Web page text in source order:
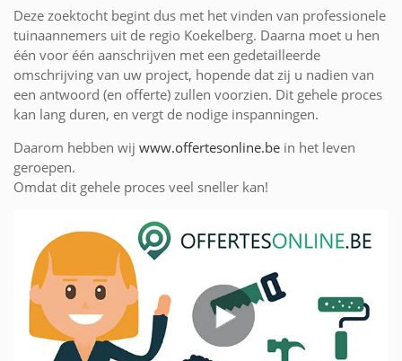
Deze zoektocht begint dus met het vinden van professionele
tuinaannemers uit de regio Koekelberg. Daarna moet u hen
één voor één aanschrijven met een gedetailleerde
omschrijving van uw project, hopende dat zij u nadien van
een antwoord (en offerte) zullen voorzien. Dit gehele proces
kan lang duren, en vergt de nodige inspanningen.
Daarom hebben wij www.offertesonline.be in het leven
geroepen.
Omdat dit gehele proces veel sneller kan!